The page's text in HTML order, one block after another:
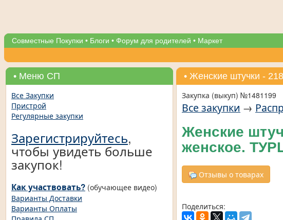
Совместные Покупки • Блоги • Форум для родителей • Маркет
• Меню СП
Все Закупки
Пристрой
Регулярные закупки
Зарегистрируйтесь,
чтобы увидеть больше
закупок!
Как участвовать? (обучающее видео)
Варианты Доставки
Варианты Оплаты
• Женские штучки -
Закупка (выкуп) №1481199
Все закупки →
Женские
женское.
Отзывы о товарах
Поделиться: